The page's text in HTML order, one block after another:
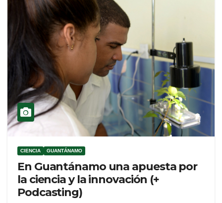
CIENCIA GUANTÁNAMO
En Guantánamo una apuesta por
la ciencia y la innovación (+
Podcasting)